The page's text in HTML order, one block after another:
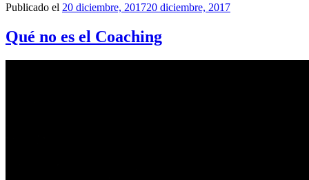
Publicado el 20 diciembre, 201720 diciembre, 2017
Qué no es el Coaching